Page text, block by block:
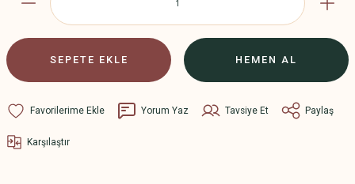
SEPETE EKLE HEMEN AL
Yorum Yaz Tavsiye Et Paylaş
Karşılaştır